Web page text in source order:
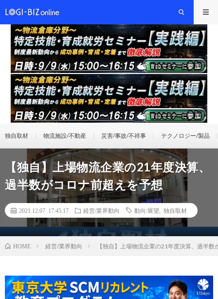
独自取材 物流施設/不動産 災害/事故/不祥事 テクノロジー/製品
【独自】上場物流企業の21年度決算、
過半数がコロナ前超えを予想
2021.12.07 17:45:17 経営/業界動向 動向/展望 独自取材
HOME 経営/業界動向 【独自】上場物流企業の21年度決算、過半